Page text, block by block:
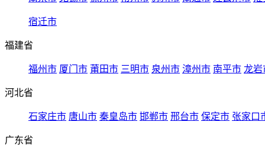
宿迁市
福建省
福州市 厦门市 莆田市 三明市 泉州市 漳州市 南平市 龙岩
河北省
石家庄市 唐山市 秦皇岛市 邯郸市 邢台市 保定市 张家口
广东省